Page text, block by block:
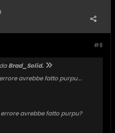
#8
Brad_Solid.
avrebbe fatto purpu...
avrebbe fatto purpu?